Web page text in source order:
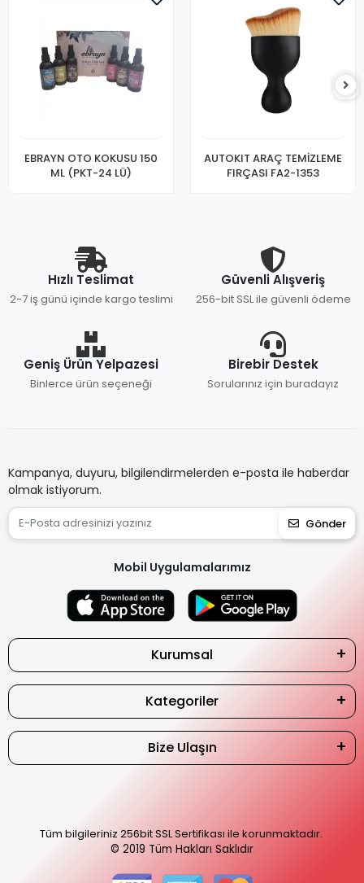
EBRAYN OTO KOKUSU 150
ML (PKT-24 LÜ)
AUTOKIT ARAÇ TEMİZLEME
FIRÇASI FA2-1353
Hızlı Teslimat
2-7 iş günü içinde kargo teslimi
Güvenli Alışveriş
256-bit SSL ile güvenli ödeme
Geniş Ürün Yelpazesi
Binlerce ürün seçeneği
Birebir Destek
Sorularınız için buradayız
Kampanya, duyuru, bilgilendirmelerden e-posta ile haberdar
olmak istiyorum.
Gönder
Mobil Uygulamalarımız
Kurumsal
Kategoriler
Bize Ulaşın
Tüm bilgileriniz 256bit SSL Sertifikası ile korunmaktadır.
© 2019 Tüm Hakları Saklıdır